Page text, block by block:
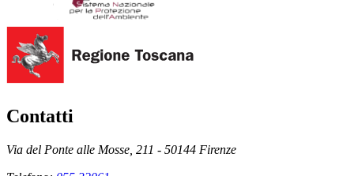
Contatti
Via del Ponte alle Mosse, 211 - 50144 Firenze